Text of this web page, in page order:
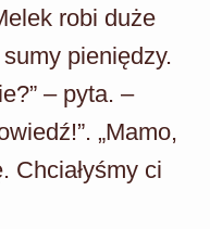
robi duże
pieniędzy.
– pyta. –
„Mamo,
Chciałyśmy ci